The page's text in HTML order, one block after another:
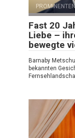
PROMINENTEN
Fast 20
Liebe –
bewegte
Barnaby
bekannten